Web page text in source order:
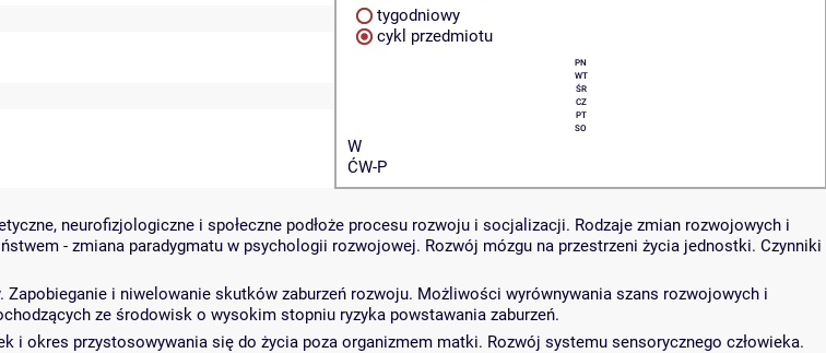
tygodniowy
cykl przedmiotu
PN
WT
ŚR
CZ
PT
SO
W
ĆW-P
neurofizjologiczne i społeczne podłoże procesu rozwoju i socjalizacji. Rodzaje zmian rozwojowych i
- zmiana paradygmatu w psychologii rozwojowej. Rozwój mózgu na przestrzeni życia jednostki. Czynniki
Zapobieganie i niwelowanie skutków zaburzeń rozwoju. Możliwości wyrównywania szans rozwojowych i
ze środowisk o wysokim stopniu ryzyka powstawania zaburzeń.
i okres przystosowywania się do życia poza organizmem matki. Rozwój systemu sensorycznego człowieka.